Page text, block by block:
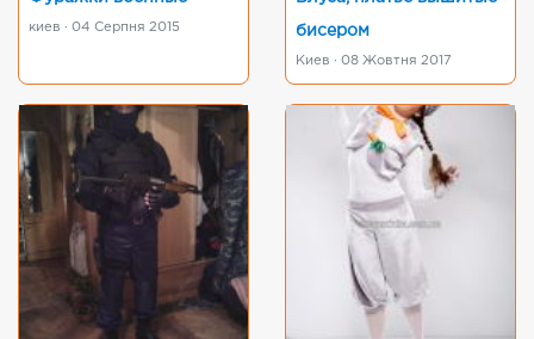
киев · 04 Серпня 2015 бисером
Киев · 08 Жовтня 2017